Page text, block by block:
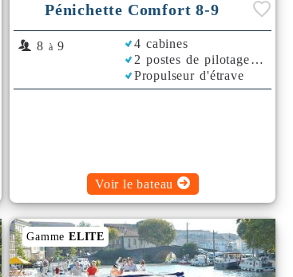
Pénichette Comfort 8-9
8 à 9
4 cabines
2 postes de pilotage
Propulseur d'étrave
Voir le bateau
GammeELITE